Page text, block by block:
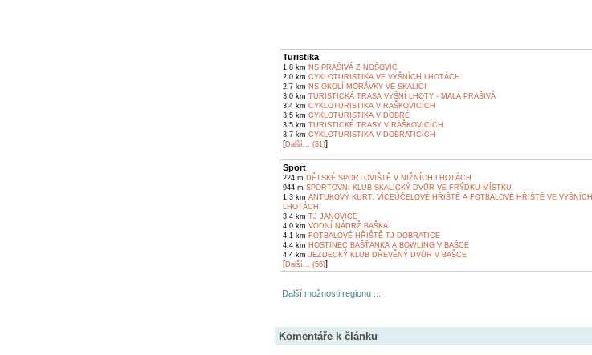
Turistika
1,8 km NS PRAŠIVÁ Z NOŠOVIC
2,0 km CYKLOTURISTIKA VE VYŠNÍCH LHOTÁCH
2,7 km NS OKOLÍ MORÁVKY VE SKALICI
3,0 km TURISTICKÁ TRASA VYŠNÍ LHOTY - MALÁ PRAŠIVÁ
3,4 km CYKLOTURISTIKA V RAŠKOVICÍCH
3,5 km CYKLOTURISTIKA V DOBRÉ
3,5 km TURISTICKÉ TRASY V RAŠKOVICÍCH
3,7 km CYKLOTURISTIKA V DOBRATICÍCH
[Další... (31)]
Sport
224 m DĚTSKÉ SPORTOVIŠTĚ V NIŽNÍCH LHOTÁCH
944 m SPORTOVNÍ KLUB SKALICKÝ DVŮR VE FRÝDKU-MÍSTKU
1,3 km ANTUKOVÝ KURT, VÍCEÚČELOVÉ HŘIŠTĚ A FOTBALOVÉ HŘIŠTĚ VE VYŠNÍCH
LHOTÁCH
3,4 km TJ JANOVICE
4,0 km VODNÍ NÁDRŽ BAŠKA
4,1 km FOTBALOVÉ HŘIŠTĚ TJ DOBRATICE
4,4 km HOSTINEC BAŠŤANKA A BOWLING V BAŠCE
4,4 km JEZDECKÝ KLUB DŘEVĚNÝ DVŮR V BAŠCE
[Další... (56)]
Další možnosti regionu ...
Komentáře k článku